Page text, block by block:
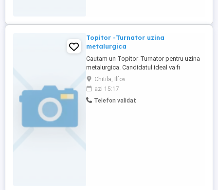
Topitor -Turnator uzina
metalurgica
Cautam un Topitor-Turnator pentru uzina
metalurgica. Candidatul ideal va fi
responsabil de topirea metalelor si
turnarea acestora in forme, respectand
specificatiile tehnice si standardele de
calitate. Responsabilitati: * Pregatirea
Chitila, Ilfov
azi 15:17
Telefon validat